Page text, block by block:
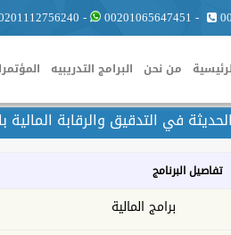
-
00201065647451
-
من نحن البرامج التدريبيه
في التدقيق والرقابة
تفاصيل البرنامج
برامج المالية